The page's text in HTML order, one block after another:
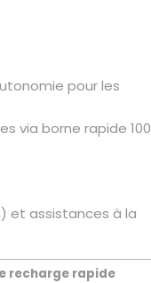
pour les
via borne rapide 100
et assistances à la
recharge rapide